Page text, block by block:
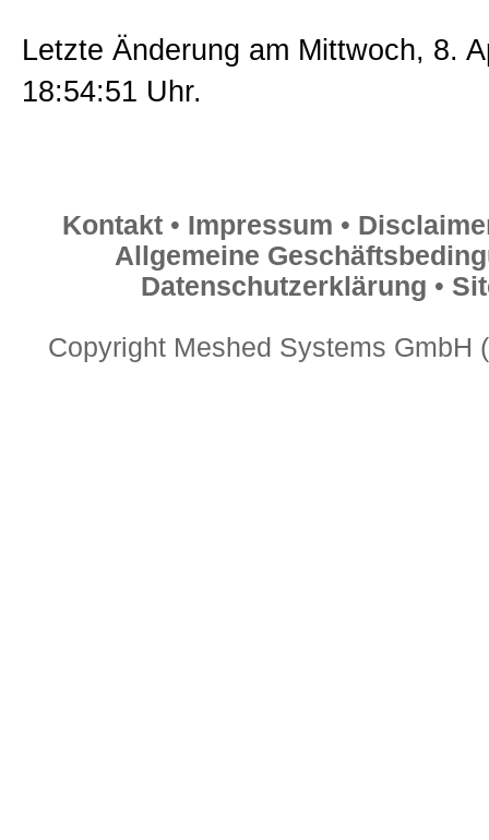
Letzte Änderung am Mittwoch, 8.
18:54:51 Uhr.
Kontakt• Impressum •
Allgemeine
Datenschutzerklärung •
Copyright Meshed Systems GmbH